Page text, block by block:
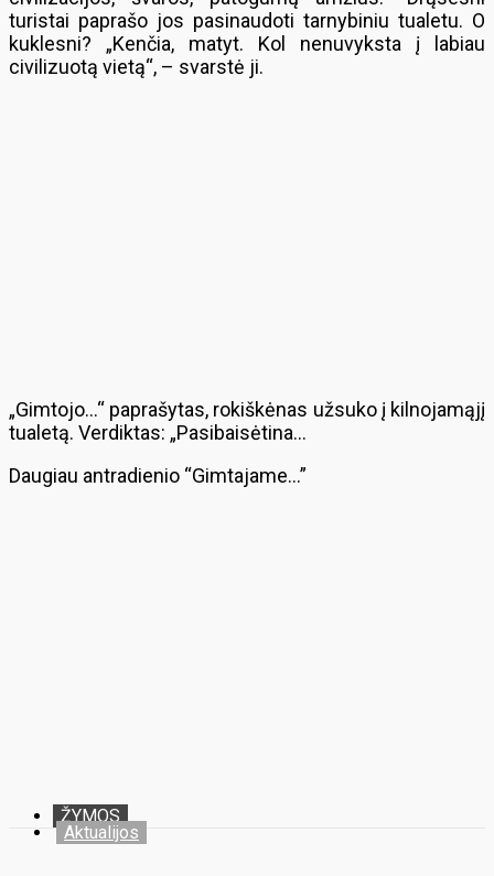
turistai paprašo jos pasinaudoti tarnybiniu tualetu. O
kuklesni? „Kenčia, matyt. Kol nenuvyksta į labiau
civilizuotą vietą“, – svarstė ji.
„Gimtojo…“ paprašytas, rokiškėnas užsuko į kilnojamąjį
tualetą. Verdiktas: „Pasibaisėtina…
Daugiau antradienio “Gimtajame…”
ŽYMOS
Aktualijos